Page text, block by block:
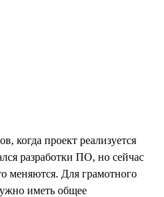
когда проект реализуется
разработки ПО, но сейчас
меняются. Для грамотного
иметь общее